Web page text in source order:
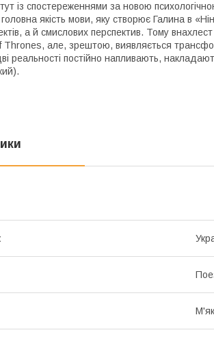
із спостереженнями за новою
якість мови, яку створює Галина в
а й смислових перспектив. Тому
але, зрештою, виявляється
реальності постійно напливають,